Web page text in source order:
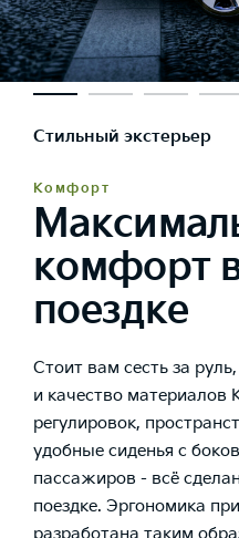
Стильный экстерьер
Комфорт
комфорт
поездке
Стоит вам сесть за
и качество материалов
регулировок,
удобные сиденья с
пассажиров - всё
поездке. Эргономика